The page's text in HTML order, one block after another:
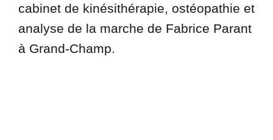
cabinet de kinésithérapie, ostéopathie et
analyse de la marche de Fabrice Parant
à Grand-Champ.